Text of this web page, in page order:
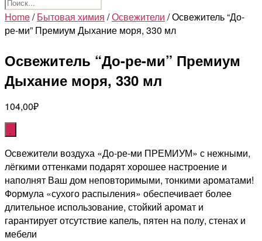
Home/Бытовая химия /Освежители / Освежитель “До-
ре-ми” Премиум Дыхание моря, 330 мл
Освежитель “До-ре-ми” Премиум
Дыхание моря, 330 мл
104,00₽
Освежители воздуха «До-ре-ми ПРЕМИУМ» с нежными,
лёгкими оттенками подарят хорошее настроение и
наполнят Ваш дом неповторимыми, тонкими ароматами!
Формула «сухого распыления» обеспечивает более
длительное использование, стойкий аромат и
гарантирует отсутствие капель, пятен на полу, стенах и
мебели